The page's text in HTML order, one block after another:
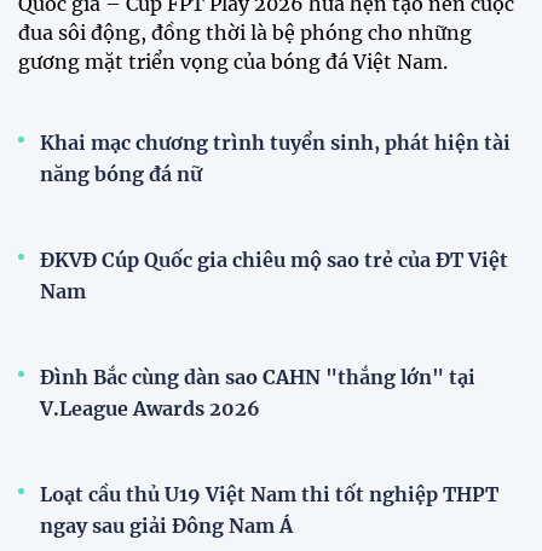
CĐV vượt gần 80 km từ 5h30 sáng để mua vé xem
tuyển Việt Nam
Tuyển Việt Nam đối đầu Malaysia ở bán kết
ASEAN Cup 2026?
Đội tuyển nữ Việt Nam